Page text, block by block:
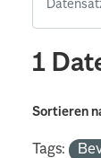
1
Sortieren
Tags: